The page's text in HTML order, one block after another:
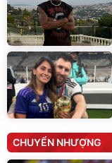
CHUYỂN NHƯỢNG